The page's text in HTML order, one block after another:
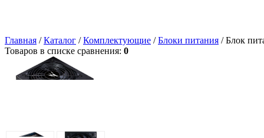
Главная /Каталог /Комплектующие /Блоки питания / Блок
Товаров в списке сравнения: 0